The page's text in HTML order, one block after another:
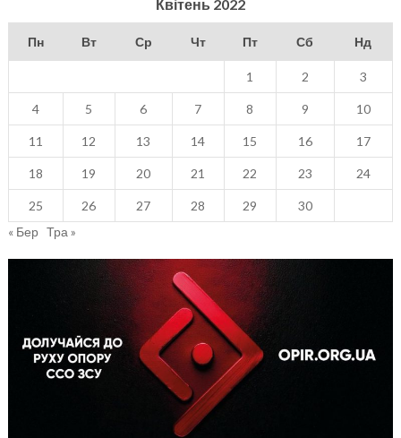
Квітень 2022
Пн Вт Ср Чт Пт Сб Нд
1 2 3
4 5 6 7 8 9 10
11 12 13 14 15 16 17
18 19 20 21 22 23 24
25 26 27 28 29
30
« Бер Тра »